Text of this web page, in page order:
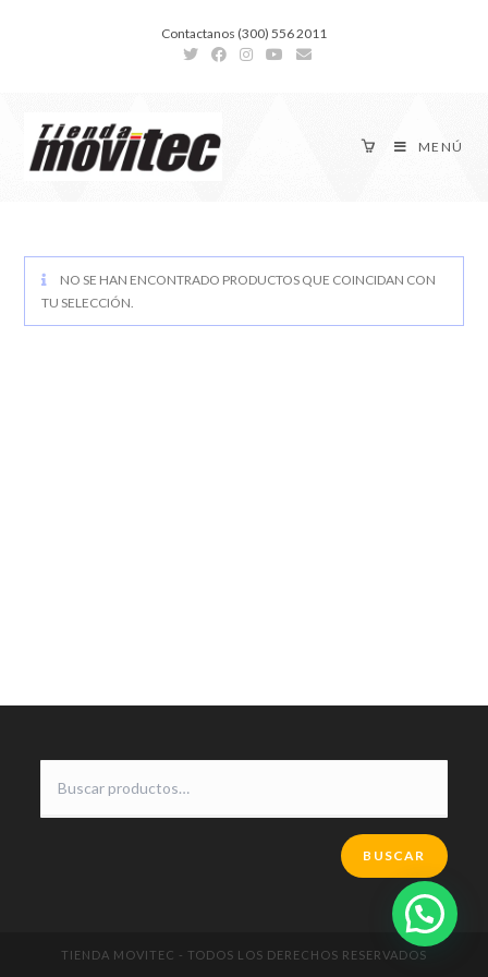
Contactanos (300) 556 2011
MENÚ
NO SE HAN ENCONTRADO PRODUCTOS QUE COINCIDAN CON
TU SELECCIÓN.
BUSCAR
TIENDA MOVITEC - TODOS LOS DERECHOS RESERVADOS